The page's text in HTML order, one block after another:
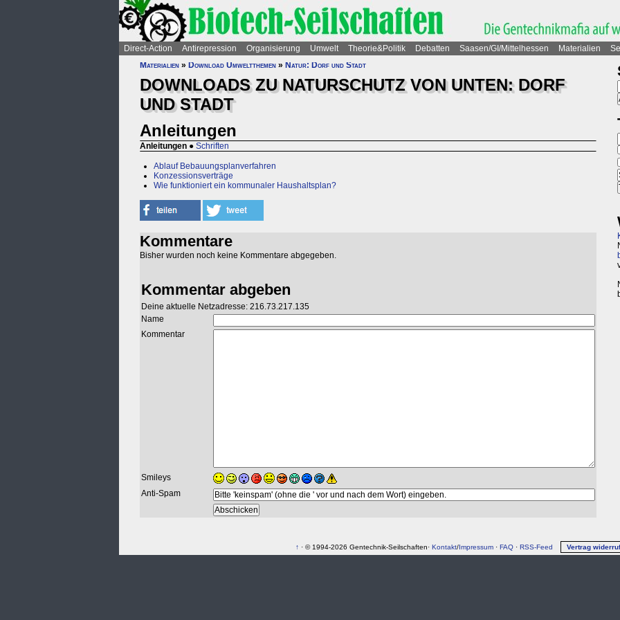
Direct-Action Antirepression Organisierung Umwelt Theorie&Politik Debatten Saasen/GI/Mittelhessen Materialien
Materialien » Download Umweltthemen » Natur: Dorf und Stadt
DOWNLOADS ZU NATURSCHUTZ VON UNTEN: DORF
UND STADT
Anleitungen
Anleitungen ● Schriften
Ablauf Bebauungsplanverfahren
Konzessionsverträge
Wie funktioniert ein kommunaler Haushaltsplan?
Kommentare
Bisher wurden noch keine Kommentare abgegeben.
Kommentar abgeben
Deine aktuelle Netzadresse: 216.73.217.135
Name
Kommentar
Smileys
Anti-Spam
↑ · © 1994-2026 Gentechnik-Seilschaften· Kontakt/Impressum· FAQ· RSS-Feed Vertrag